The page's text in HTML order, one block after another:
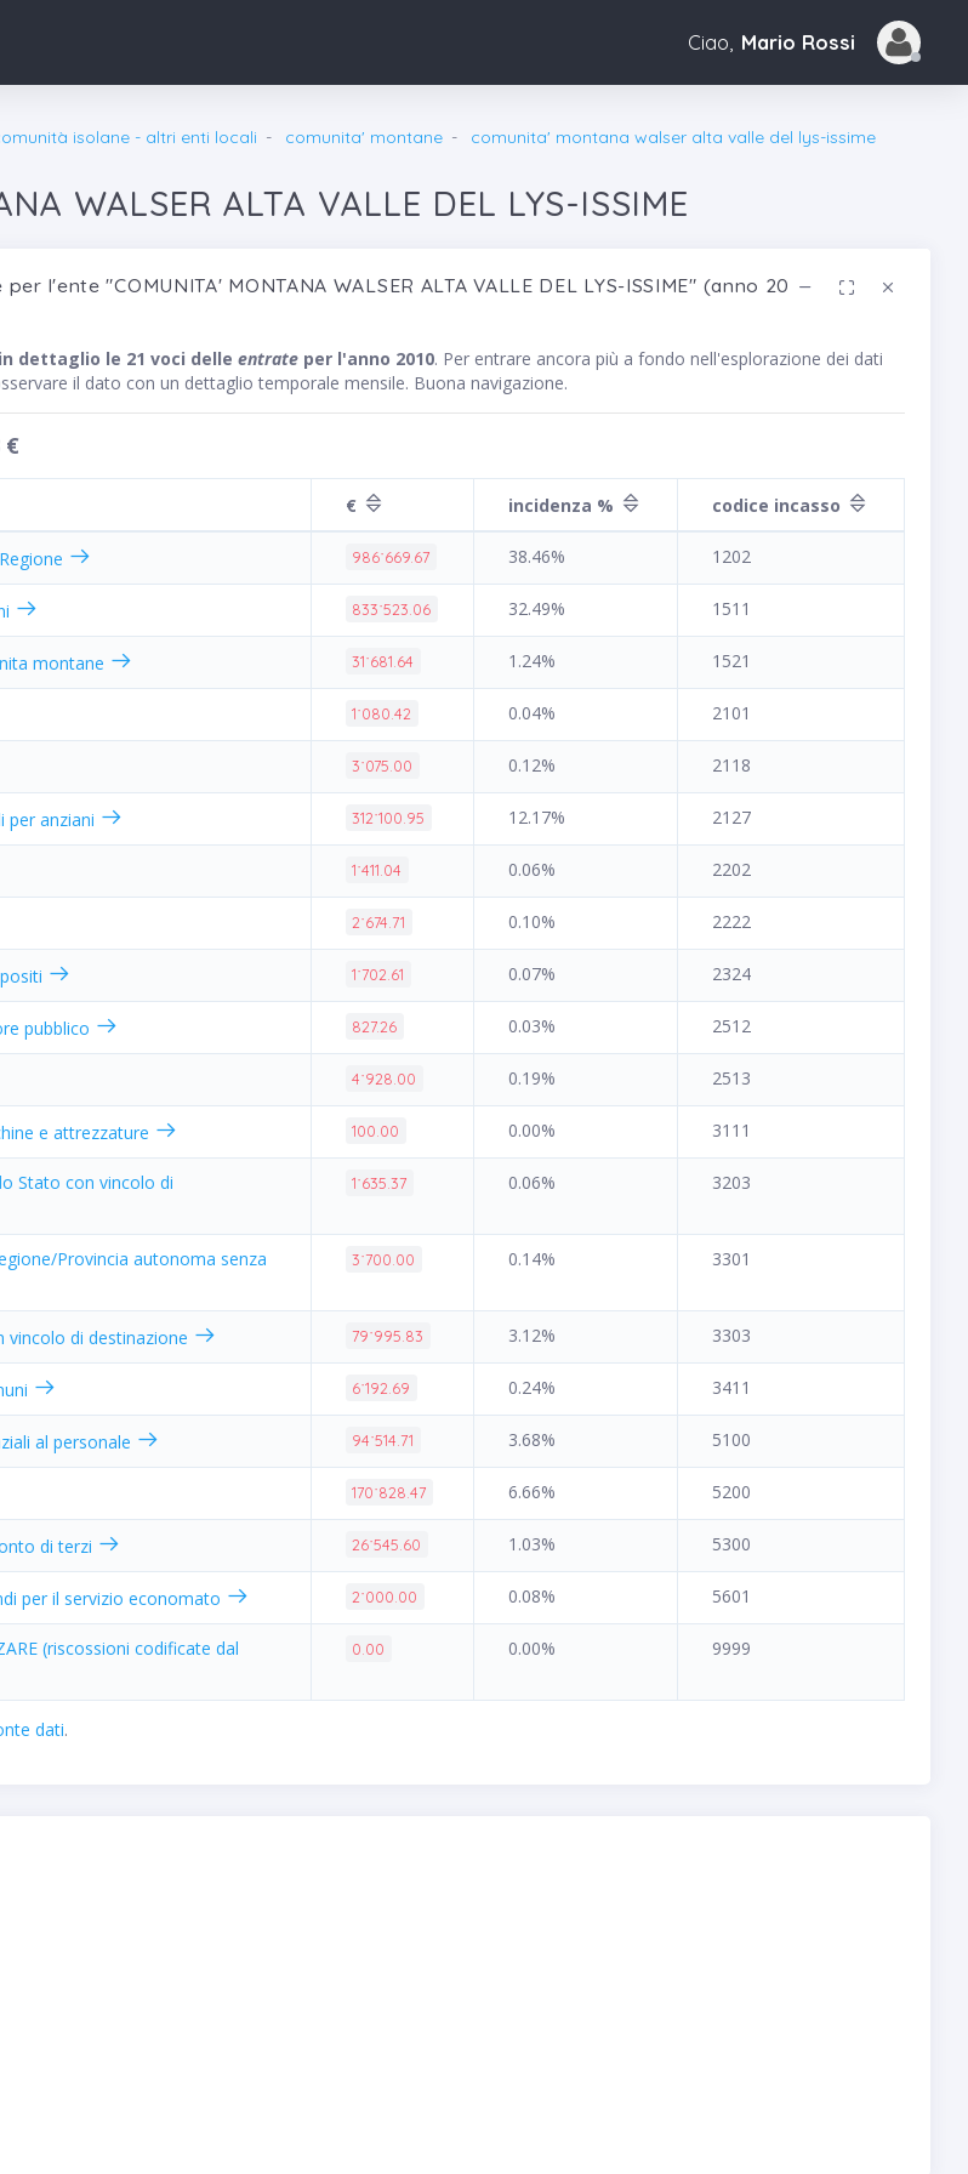
Ciao, Mario Rossi
isolane - altri enti locali comunita' montane
comunita' montana walser alta valle del lys-issime
WALSER ALTA VALLE DEL LYS-ISSIME
l'ente "COMUNITA' MONTANA WALSER ALTA VALLE DEL LYS-ISSIME" (anno 2010)
in dettaglio le 21 voci delle entrateper l'anno 2010. Per entrare ancora più a fondo nell'esplorazione dei dati
il dato con un dettaglio temporale mensile. Buona navigazione.
€
€ incidenza % codice incasso
986˙669.67 38.46% 1202
833˙523.06 32.49% 1511
montane 31˙681.64 1.24% 1521
1˙080.42 0.04% 2101
3˙075.00 0.12% 2118
per anziani 312˙100.95 12.17% 2127
1˙411.04 0.06% 2202
2˙674.71 0.10% 2222
1˙702.61 0.07% 2324
pubblico 827.26 0.03% 2512
4˙928.00 0.19% 2513
e attrezzature 100.00 0.00% 3111
Stato con vincolo di
1˙635.37 0.06% 3203
Provincia autonoma senza
3˙700.00 0.14% 3301
vincolo di destinazione 79˙995.83 3.12% 3303
6˙192.69 0.24% 3411
al personale 94˙514.71 3.68% 5100
170˙828.47 6.66% 5200
di terzi 26˙545.60 1.03% 5300
per il servizio economato 2˙000.00 0.08% 5601
(riscossioni codificate dal
0.00 0.00% 9999
dati.